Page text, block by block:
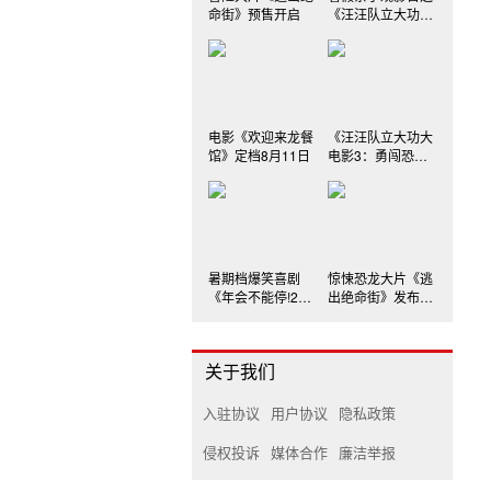
命街》预售开启
《汪汪队立大功大
电影《欢迎来龙餐
馆》定档8月11日
《汪汪队立大功大
电影3：勇闯恐龙
海报
暑期档爆笑喜剧
《年会不能停!2》
惊悚恐龙大片《逃
出绝命街》发布中
关于我们
入驻协议 用户协议
隐私政策
侵权投诉 媒体合作 廉洁举报